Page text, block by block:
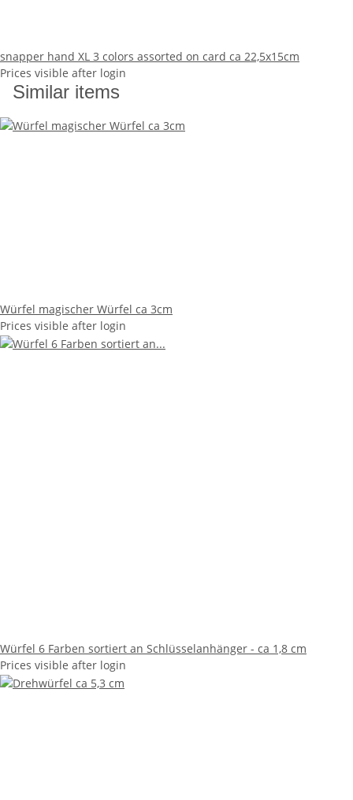
snapper hand XL 3 colors assorted on card ca 22,5x15cm
Prices visible after login
Similar items
Würfel magischer Würfel ca 3cm
Prices visible after login
Würfel 6 Farben sortiert an Schlüsselanhänger - ca 1,8 cm
Prices visible after login